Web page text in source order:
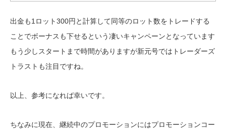
出金も1ロット300円と計算して同等のロット数をトレードする
ことでボーナスも下せるという凄いキャンペーンとなっています
もう少しスタートまで時間がありますが新元号ではトレーダーズ
トラストも注目ですね。
以上、参考になれば幸いです。
ちなみに現在、継続中のプロモーションにはプロモーションコー